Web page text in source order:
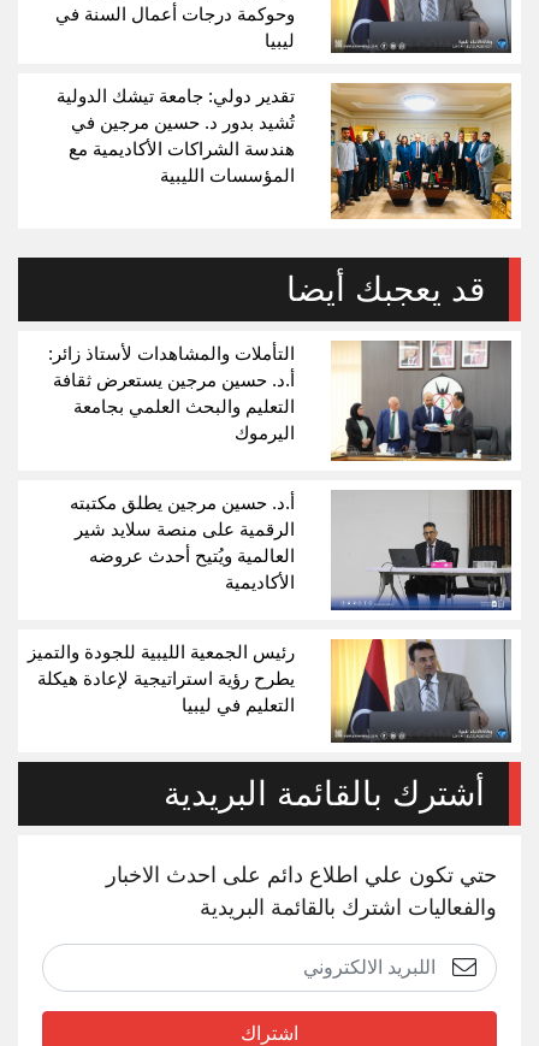
وحوكمة درجات أعمال السنة في
ليبيا
تقدير دولي: جامعة تيشك الدولية
تُشيد بدور د. حسين مرجين في
هندسة الشراكات الأكاديمية مع
المؤسسات الليبية
قد يعجبك أيضا
التأملات والمشاهدات لأستاذ زائر:
أ.د. حسين مرجين يستعرض ثقافة
التعليم والبحث العلمي بجامعة
اليرموك
أ.د. حسين مرجين يطلق مكتبته
الرقمية على منصة سلايد شير
العالمية ويُتيح أحدث عروضه
الأكاديمية
رئيس الجمعية الليبية للجودة والتميز
يطرح رؤية استراتيجية لإعادة هيكلة
التعليم في ليبيا
أشترك بالقائمة البريدية
حتي تكون علي اطلاع دائم على احدث الاخبار
والفعاليات اشترك بالقائمة البريدية
اشتراك